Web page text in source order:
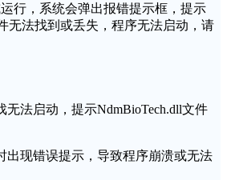
行，系统会弹出报错提示框，提示
无法找到或丢失，程序无法启动，请
无法启动，提示NdmBioTech.dll文件
出现错误提示，导致程序崩溃或无法